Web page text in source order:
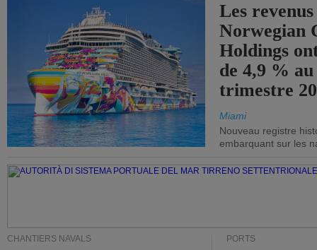
Les
Norwegian
Holdings
de 4,9 %
trimestre
Miami
Nouveau registre
embarquant sur les
CHANTIERS NAVALS PORTS